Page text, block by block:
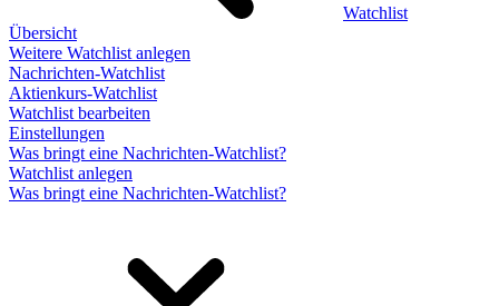
Watchlist
Übersicht
Weitere Watchlist anlegen
Nachrichten-Watchlist
Aktienkurs-Watchlist
Watchlist bearbeiten
Einstellungen
Was bringt eine Nachrichten-Watchlist?
Watchlist anlegen
Was bringt eine Nachrichten-Watchlist?